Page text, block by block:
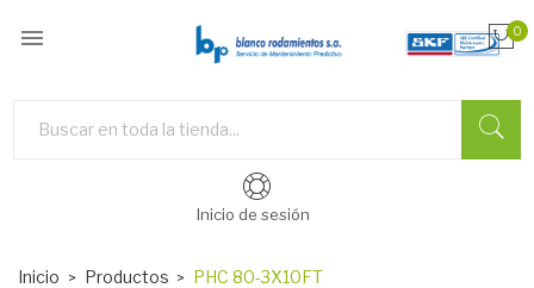
 0
Inicio de sesión
Inicio Productos PHC 80-3X10FT